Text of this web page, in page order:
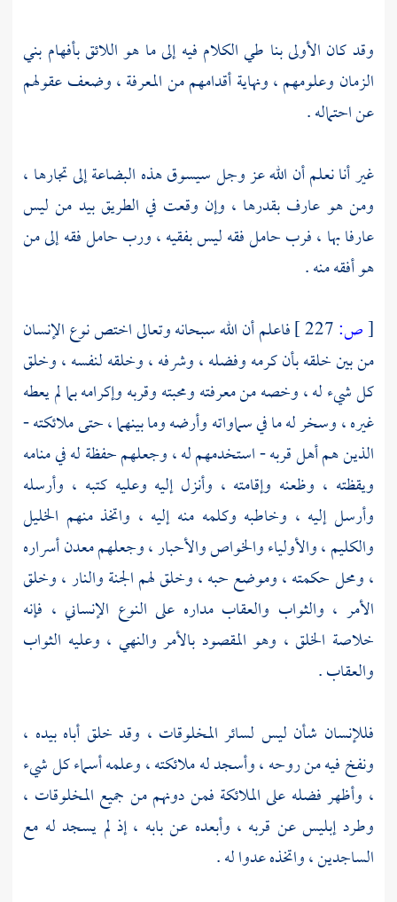
وقد كان الأولى بنا طي الكلام فيه إلى ما هو اللائق بأفهام بني
الزمان وعلومهم ، ونهاية أقدامهم من المعرفة ، وضعف عقولهم
عن احتماله .
غير أنا نعلم أن الله عز وجل سيسوق هذه البضاعة إلى تجارها ،
ومن هو عارف بقدرها ، وإن وقعت في الطريق بيد من ليس
عارفا بها ، فرب حامل فقه ليس بفقيه ، ورب حامل فقه إلى من
هو أفقه منه .
[ص:
فاعلم أن الله سبحانه وتعالى اختص نوع الإنسان
من بين خلقه بأن كرمه وفضله ، وشرفه ، وخلقه لنفسه ، وخلق
كل شيء له ، وخصه من معرفته ومحبته وقربه وإكرامه بما لم يعطه
غيره ، وسخر له ما في سماواته وأرضه وما بينهما ، حتى ملائكته -
الذين هم أهل قربه - استخدمهم له ، وجعلهم حفظة له في منامه
ويقظته ، وظعنه وإقامته ، وأنزل إليه وعليه كتبه ، وأرسله
وأرسل إليه ، وخاطبه وكلمه منه إليه ، واتخذ منهم الخليل
والكليم ، والأولياء والخواص والأحبار ، وجعلهم معدن أسراره
، ومحل حكمته ، وموضع حبه ، وخلق لهم الجنة والنار ، وخلق
الأمر ، والثواب والعقاب مداره على النوع الإنساني ، فإنه
خلاصة الخلق ، وهو المقصود بالأمر والنهي ، وعليه الثواب
والعقاب .
فللإنسان شأن ليس لسائر المخلوقات ، وقد خلق أباه بيده ،
ونفخ فيه من روحه ، وأسجد له ملائكته ، وعلمه أسماء كل شيء
، وأظهر فضله على الملائكة فمن دونهم من جميع المخلوقات ،
وطرد إبليس عن قربه ، وأبعده عن بابه ، إذ لم يسجد له مع
الساجدين ، واتخذه عدوا له .